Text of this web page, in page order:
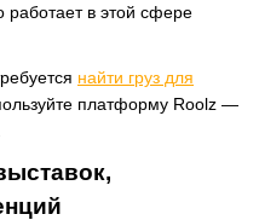
работает в этой сфере
найти груз для
платформу Roolz —